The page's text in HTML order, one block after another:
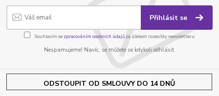
Přihlásit se
Souhlasím se zpracováním osobních údajůza účelem rozesílky newsletteru.
Nespamujeme! Navíc, se můžete se kdykoli odhlásit.
ODSTOUPIT OD SMLOUVY DO 14 DNŮ